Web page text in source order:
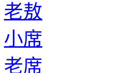
老敖
小席
老席